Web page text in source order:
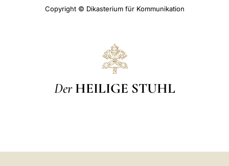
Copyright © Dikasterium für Kommunikation
Der HEILIGE STUHL